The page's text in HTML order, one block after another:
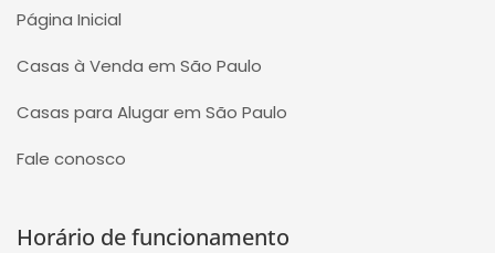
Página Inicial
Casas à Venda em São Paulo
Casas para Alugar em São Paulo
Fale conosco
Horário de funcionamento